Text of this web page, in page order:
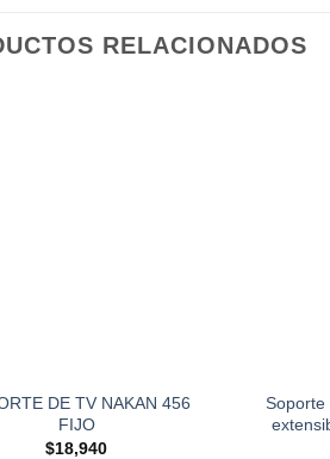
RELACIONADOS
DE TV NAKAN 456
FIJO
$18,940
Soporte